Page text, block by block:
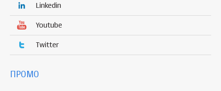
Linkedin
Youtube
Twitter
ПРОМО